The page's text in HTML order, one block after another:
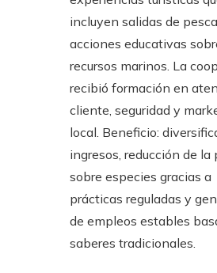
incluyen salidas de
acciones educativas
recursos marinos. La
recibió formación en
cliente, seguridad y
local. Beneficio:
ingresos, reducción de la
sobre especies gracias a
prácticas reguladas y
de empleos estables
saberes tradicionales.